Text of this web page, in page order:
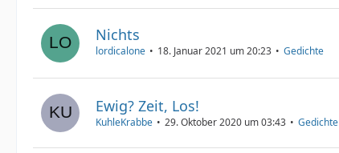
Nichts
lordicalone 18. Januar 2021 um 20:23 Gedichte
Ewig? Zeit, Los!
KuhleKrabbe 29. Oktober 2020 um 03:43 Gedichte